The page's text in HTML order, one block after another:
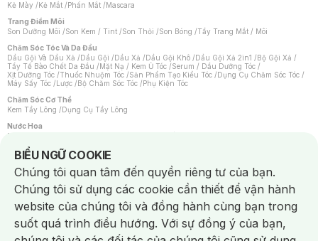
Kẻ Mày /Kẻ Mắt /Phấn Mắt /Mascara
Trang Điểm Môi
Son Dưỡng Môi /Son Kem / Tint /Son Thỏi /Son Bóng /Tẩy Trang Mắt / Môi
Chăm Sóc Tóc Và Da Đầu
Dầu Gội Và Dầu Xả /Dầu Gội /Dầu Xả /Dầu Gội Khô /Dầu Gội Xả 2in1 /Bộ Gội Xả /
Tẩy Tế Bào Chết Da Đầu /Mặt Nạ / Kem Ủ Tóc /Serum / Dầu Dưỡng Tóc /
Xịt Dưỡng Tóc /Thuốc Nhuộm Tóc /Sản Phẩm Tạo Kiểu Tóc /Dụng Cụ Chăm Sóc Tóc /
Máy Sấy Tóc /Lược /Bộ Chăm Sóc Tóc /Phụ Kiện Tóc
Chăm Sóc Cơ Thể
Kem Tẩy Lông /Dụng Cụ Tẩy Lông
Nước Hoa
Nước Hoa Nữ
Chăm Sóc Cá Nhân
Chống Muỗi /Khẩu Trang /Máy Massage/Mặt Nạ Xông Hơi /Nước Rửa Tay/
Sản Phẩm Chăm Sóc Khác /Bàn Chải Đánh Răng /Bàn Chải Điện/
Hỗ Trợ Trắng Răng/Kem Đánh Răng /Máy Tăm Nước/ Nước Súc Miệng/
Tăm / Chỉ Nha Khoa/ Xịt Thơm Miệng / Dung Dịch Vệ Sinh/Dưỡng Vùng Kín/
Khăn Ướt Vệ Sinh Vùng Kín/Băng Vệ Sinh/Tampon/Bọt Cạo Râu /Dao Cạo Râu/
Máy Cạo Râu
Vấn Đề Về Da
BIỂU NGỮ COOKIE
Notice about cookies usage
Chúng tôi quan tâm đến quyền riêng tư của bạn.
Chúng tôi sử dụng các cookie cần thiết để vận hành
website của chúng tôi và đồng hành cùng bạn trong
suốt quá trình điều hướng. Với sự đồng ý của bạn,